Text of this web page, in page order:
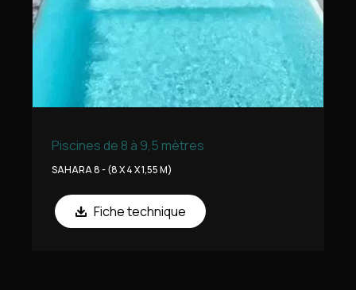
Piscines de 8 à 9,5 mètres
SAHARA 8 - (8 X 4 X 1,55 M)
Fiche technique